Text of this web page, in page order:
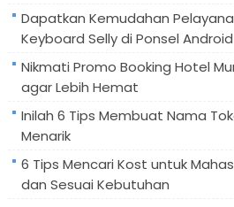
Dapatkan Kemudahan
Keyboard Selly di Ponsel Android
Nikmati Promo Booking Hotel
agar Lebih Hemat
Inilah 6 Tips Membuat Nama
Menarik
6 Tips Mencari Kost untuk
dan Sesuai Kebutuhan